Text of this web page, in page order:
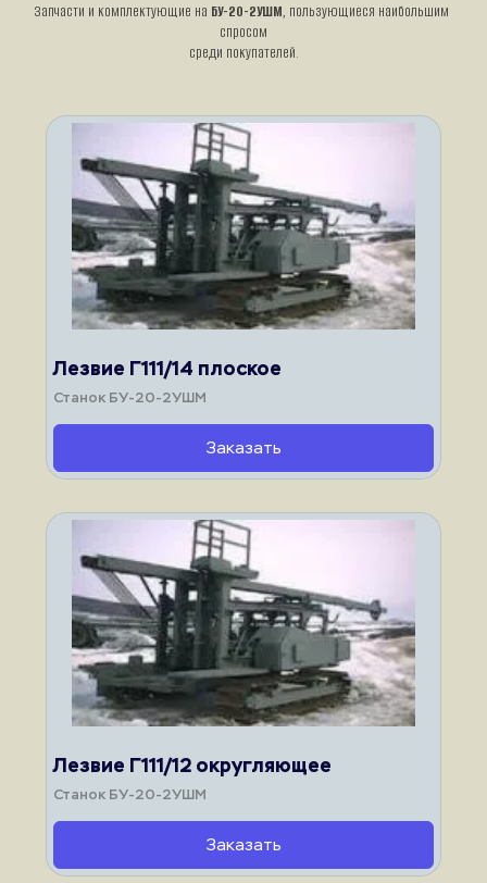
Запчасти и комплектующие на БУ-20-2УШМ, пользующиеся наибольшим
спросом
среди покупателей.
Лезвие Г111/14 плоское
Станок БУ-20-2УШМ
Заказать
Лезвие Г111/12 округляющее
Станок БУ-20-2УШМ
Заказать